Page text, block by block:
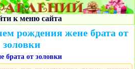
к меню сайта
рождения жене брата от
золовки
брата от золовки